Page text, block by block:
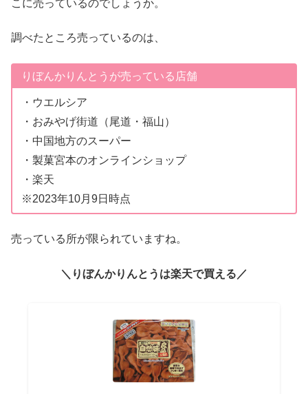
こに売っているのでしょうか。
調べたところ売っているのは、
りぼんかりんとうが売っている店舗
・ウエルシア
・おみやげ街道（尾道・福山）
・中国地方のスーパー
・製菓宮本のオンラインショップ
・楽天
※2023年10月9日時点
売っている所が限られていますね。
＼りぼんかりんとうは楽天で買える／